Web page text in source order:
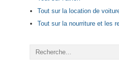
Tout sur la location de
Tout sur la nourriture et les